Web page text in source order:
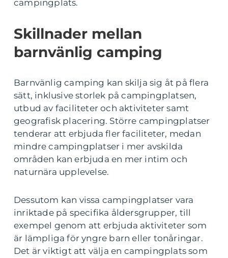
campingplats.
Skillnader mellan
barnvänlig camping
Barnvänlig camping kan skilja sig åt på flera
sätt, inklusive storlek på campingplatsen,
utbud av faciliteter och aktiviteter samt
geografisk placering. Större campingplatser
tenderar att erbjuda fler faciliteter, medan
mindre campingplatser i mer avskilda
områden kan erbjuda en mer intim och
naturnära upplevelse.
Dessutom kan vissa campingplatser vara
inriktade på specifika åldersgrupper, till
exempel genom att erbjuda aktiviteter som
är lämpliga för yngre barn eller tonåringar.
Det är viktigt att välja en campingplats som